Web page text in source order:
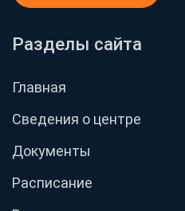
Разделы сайта
Главная
Сведения о центре
Документы
Расписание